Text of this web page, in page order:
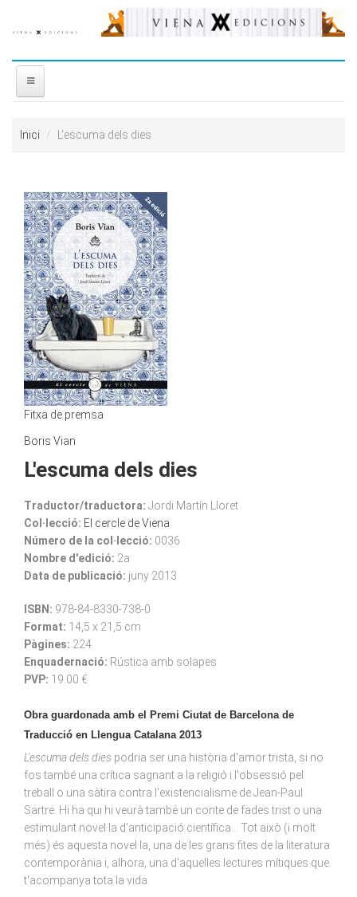
DISTRIBUÏDORA
PREMIS
CONTACTE
Inici L'escuma dels dies
Fitxa de premsa
Boris Vian
L'escuma dels dies
Traductor/traductora: Jordi Martín Lloret
Col·lecció: El cercle de Viena
Número de la col·lecció: 0036
Nombre d'edició: 2a
Data de publicació: juny 2013
ISBN: 978-84-8330-738-0
Format: 14,5 x 21,5 cm
Pàgines: 224
Enquadernació: Rústica amb solapes
PVP: 19.00 €
Obra guardonada amb el Premi Ciutat de Barcelona de
Traducció en Llengua Catalana 2013
L'escuma dels dies podria ser una història d'amor trista, si no
fos també una crítica sagnant a la religió i l'obsessió pel
treball o una sàtira contra l'existencialisme de Jean-Paul
Sartre. Hi ha qui hi veurà també un conte de fades trist o una
estimulant novel·la d'anticipació científica... Tot això (i molt
més) és aquesta novel·la, una de les grans fites de la literatura
contemporània i, alhora, una d'aquelles lectures mítiques que
t'acompanya tota la vida.